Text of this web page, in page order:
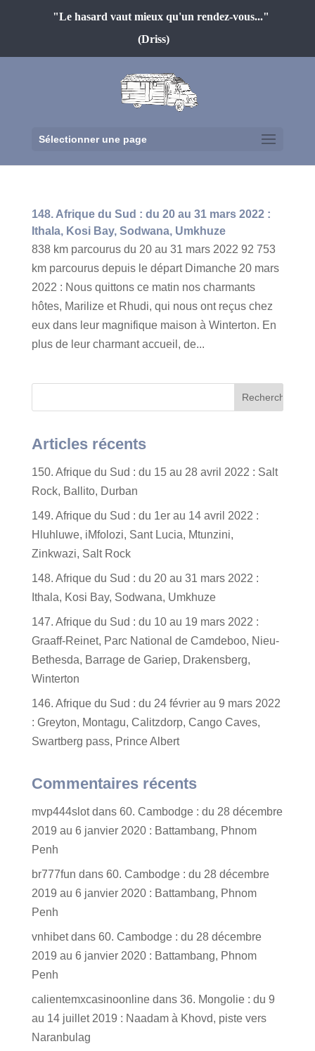
"Le hasard vaut mieux qu'un rendez-vous..."
(Driss)
Sélectionner une page
148. Afrique du Sud : du 20 au 31 mars 2022 :
Ithala, Kosi Bay, Sodwana, Umkhuze
838 km parcourus du 20 au 31 mars 2022 92 753
km parcourus depuis le départ Dimanche 20 mars
2022 : Nous quittons ce matin nos charmants
hôtes, Marilize et Rhudi, qui nous ont reçus chez
eux dans leur magnifique maison à Winterton. En
plus de leur charmant accueil, de...
Articles récents
150. Afrique du Sud : du 15 au 28 avril 2022 : Salt
Rock, Ballito, Durban
149. Afrique du Sud : du 1er au 14 avril 2022 :
Hluhluwe, iMfolozi, Sant Lucia, Mtunzini,
Zinkwazi, Salt Rock
148. Afrique du Sud : du 20 au 31 mars 2022 :
Ithala, Kosi Bay, Sodwana, Umkhuze
147. Afrique du Sud : du 10 au 19 mars 2022 :
Graaff-Reinet, Parc National de Camdeboo, Nieu-
Bethesda, Barrage de Gariep, Drakensberg,
Winterton
146. Afrique du Sud : du 24 février au 9 mars 2022
: Greyton, Montagu, Calitzdorp, Cango Caves,
Swartberg pass, Prince Albert
Commentaires récents
mvp444slotdans 60. Cambodge : du 28 décembre
2019 au 6 janvier 2020 : Battambang, Phnom
Penh
br777fun dans 60. Cambodge : du 28 décembre
2019 au 6 janvier 2020 : Battambang, Phnom
Penh
vnhibetdans 60. Cambodge : du 28 décembre
2019 au 6 janvier 2020 : Battambang, Phnom
Penh
calientemxcasinoonlinedans 36. Mongolie : du 9
au 14 juillet 2019 : Naadam à Khovd, piste vers
Naranbulag